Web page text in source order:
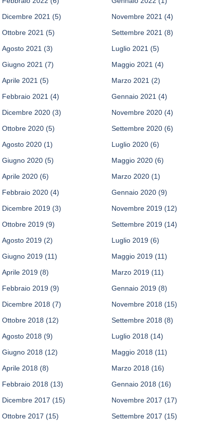
Dicembre 2021 (5) Novembre 2021 (4)
Ottobre 2021 (5) Settembre 2021 (8)
Agosto 2021 (3) Luglio 2021 (5)
Giugno 2021 (7) Maggio 2021 (4)
Aprile 2021 (5) Marzo 2021 (2)
Febbraio 2021 (4) Gennaio 2021 (4)
Dicembre 2020 (3) Novembre 2020 (4)
Ottobre 2020 (5) Settembre 2020 (6)
Agosto 2020 (1) Luglio 2020 (6)
Giugno 2020 (5) Maggio 2020 (6)
Aprile 2020 (6) Marzo 2020 (1)
Febbraio 2020 (4) Gennaio 2020 (9)
Dicembre 2019 (3) Novembre 2019 (12)
Ottobre 2019 (9) Settembre 2019 (14)
Agosto 2019 (2) Luglio 2019 (6)
Giugno 2019 (11) Maggio 2019 (11)
Aprile 2019 (8) Marzo 2019 (11)
Febbraio 2019 (9) Gennaio 2019 (8)
Dicembre 2018 (7) Novembre 2018 (15)
Ottobre 2018 (12) Settembre 2018 (8)
Agosto 2018 (9) Luglio 2018 (14)
Giugno 2018 (12) Maggio 2018 (11)
Aprile 2018 (8) Marzo 2018 (16)
Febbraio 2018 (13) Gennaio 2018 (16)
Dicembre 2017 (15) Novembre 2017 (17)
Ottobre 2017 (15) Settembre 2017 (15)